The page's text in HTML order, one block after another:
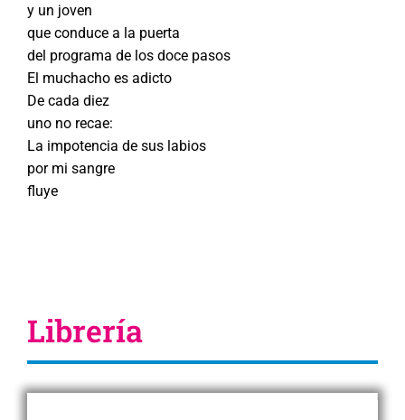
y un joven
que conduce a la puerta
del programa de los doce pasos
El muchacho es adicto
De cada diez
uno no recae:
La impotencia de sus labios
por mi sangre
fluye
Librería